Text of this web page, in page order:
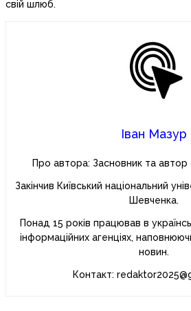
свій шлюб.
Іван Мазур
Про автора: Засновник та автор
Закінчив Київський національний
Шевченка.
Понад 15 років працював в
інформаційних агенціях,
новин.
Контакт: